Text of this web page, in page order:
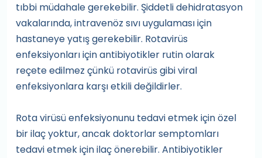
tıbbi müdahale gerekebilir. Şiddetli dehidratasyon
vakalarında, intravenöz sıvı uygulaması için
hastaneye yatış gerekebilir. Rotavirüs
enfeksiyonları için antibiyotikler rutin olarak
reçete edilmez çünkü rotavirüs gibi viral
enfeksiyonlara karşı etkili değildirler.
Rota virüsü enfeksiyonunu tedavi etmek için özel
bir ilaç yoktur, ancak doktorlar semptomları
tedavi etmek için ilaç önerebilir. Antibiyotikler